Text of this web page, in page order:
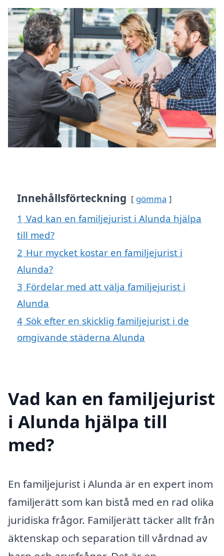
Innehållsförteckning gömma
1 Vad kan en familjejurist i Alunda hjälpa
till med?
2 Hur mycket kostar en familjejurist i
Alunda?
3 Fördelar med att välja familjejurist i
Alunda
4 Sök efter en skicklig familjejurist i de
omgivande städerna Alunda
Vad kan en familjejurist
i Alunda hjälpa till
med?
En familjejurist i Alunda är en expert inom
familjerätt som kan bistå med en rad olika
juridiska frågor. Familjerätt täcker allt från
äktenskap och separation till vårdnad av